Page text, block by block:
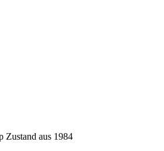
Zustand aus 1984